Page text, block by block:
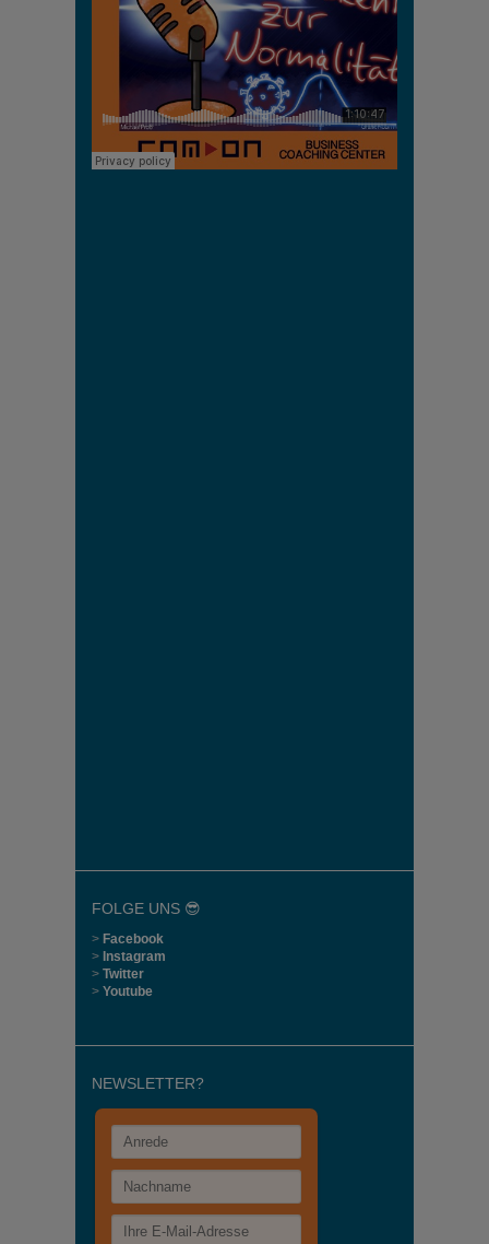
FOLGE UNS 😎
> Facebook
> Instagram
> Twitter
> Youtube
NEWSLETTER?